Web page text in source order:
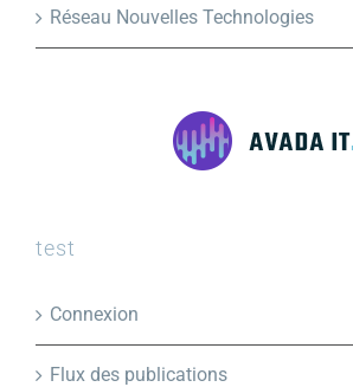
Réseau Nouvelles Technologies
test
Connexion
Flux des publications